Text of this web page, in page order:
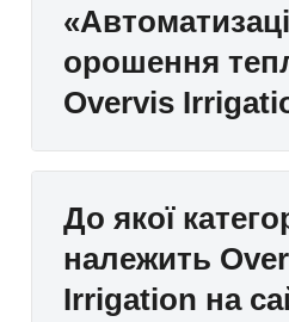
орошення
Overvis
До якої
належить
Irrigation на